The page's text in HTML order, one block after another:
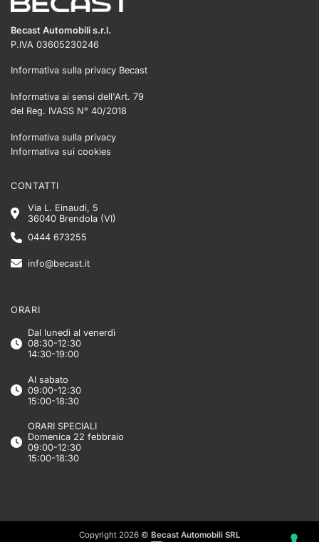
Becast Automobili s.r.l.
P.IVA 03605230246
Informativa sulla privacy Becast
Informativa ai sensi dell'Art. 79
del Reg. IVASS N° 40/2018
Informativa sulla privacy
Informativa sui cookies
CONTATTI
Via L. Einaudi, 5
36040 Brendola (VI)
0444 673255
info@becast.it
ORARI
Dal lunedì al venerdì
08:30-12:30
14:30-19:00
Al sabato
09:00-12:30
15:00-18:30
ORARI SPECIALI
Domenica 22 febbraio
09:00-12:30
15:00-18:30
Copyright 2026 © Becast Automobili SRL